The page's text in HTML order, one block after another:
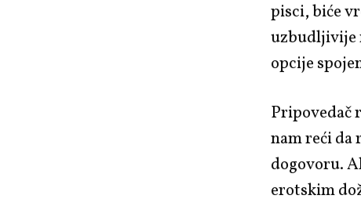
pisci, biće
uzbudljivije
opcije
Pripovedač
nam reći da
dogovoru.
erotskim